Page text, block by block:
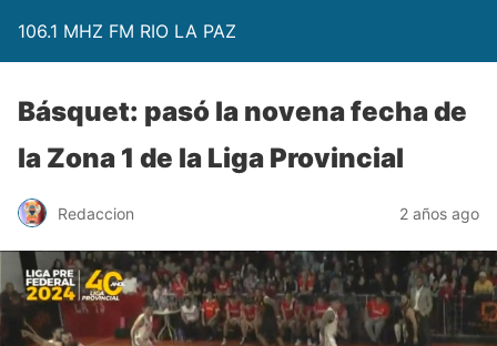
106.1 MHZ FM RIO LA PAZ
Básquet: pasó la novena fecha de
la Zona 1 de la Liga Provincial
Redaccion 2 años ago